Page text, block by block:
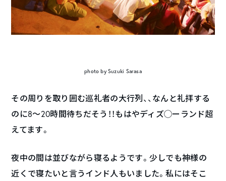
photo by Suzuki Sarasa
その周りを取り囲む巡礼者の大行列、、なんと礼拝する
のに8～20時間待ちだそう！！もはやディズ◯ーランド超
えてます。
夜中の間は並びながら寝るようです。少しでも神様の
近くで寝たいと言うインド人もいました。私にはそこ